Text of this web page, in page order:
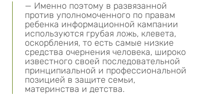
— Именно поэтому в развязанной
против уполномоченного по правам
ребенка информационной кампании
используются грубая ложь, клевета,
оскорбления, то есть самые низкие
средства очернения человека, широко
известного своей последовательной
принципиальной и профессиональной
позицией в защите семьи,
материнства и детства.